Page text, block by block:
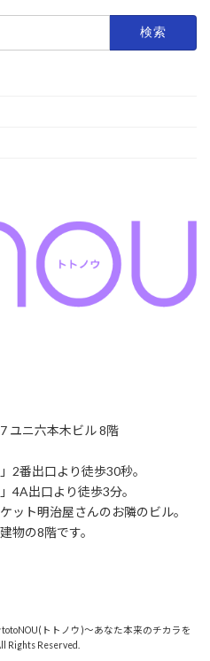
ユニ六本木ビル 8階
2番出口より徒歩30秒。
4A出口より徒歩3分。
ット明治屋さんのお隣のビル。
物の8階です。
トトノウ)〜あなた本来のチカラを
Rights Reserved.